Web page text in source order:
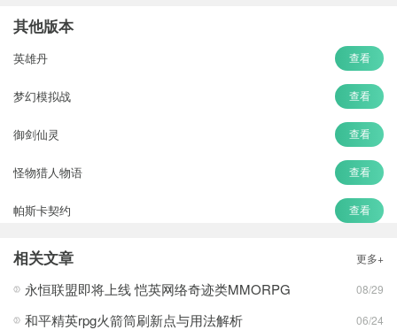
其他版本
英雄丹 查看
梦幻模拟战 查看
御剑仙灵 查看
怪物猎人物语 查看
帕斯卡契约 查看
感染少女2
少女回战 查看
相关文章 更多+
永恒联盟即将上线 恺英网络奇迹类MMORPG 08/29
和平精英rpg火箭筒刷新点与用法解析 06/24